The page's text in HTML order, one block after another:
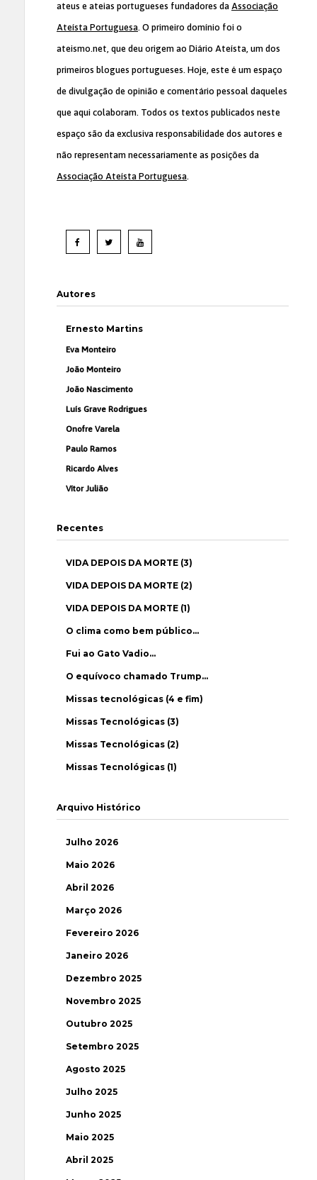
ateus e ateias portugueses fundadores da Associação
Ateísta Portuguesa. O primeiro domínio foi o
ateismo.net, que deu origem ao Diário Ateísta, um dos
primeiros blogues portugueses. Hoje, este é um espaço
de divulgação de opinião e comentário pessoal daqueles
que aqui colaboram. Todos os textos publicados neste
espaço são da exclusiva responsabilidade dos autores e
não representam necessariamente as posições da
Associação Ateísta Portuguesa.
Autores
Ernesto Martins
Eva Monteiro
João Monteiro
João Nascimento
Luís Grave Rodrigues
Onofre Varela
Paulo Ramos
Ricardo Alves
Vítor Julião
Recentes
VIDA DEPOIS DA MORTE (3)
VIDA DEPOIS DA MORTE (2)
VIDA DEPOIS DA MORTE (1)
O clima como bem público…
Fui ao Gato Vadio…
O equívoco chamado Trump…
Missas tecnológicas (4 e fim)
Missas Tecnológicas (3)
Missas Tecnológicas (2)
Missas Tecnológicas (1)
Arquivo Histórico
Julho 2026
Maio 2026
Abril 2026
Março 2026
Fevereiro 2026
Janeiro 2026
Dezembro 2025
Novembro 2025
Outubro 2025
Setembro 2025
Agosto 2025
Julho 2025
Junho 2025
Maio 2025
Abril 2025